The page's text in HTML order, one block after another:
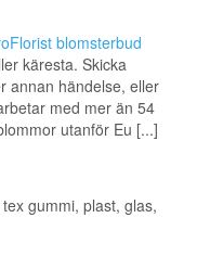
blomsterbud
käresta. Skicka
annan händelse, eller
med mer än 54
utanför Eu [...]
gummi, plast, glas,